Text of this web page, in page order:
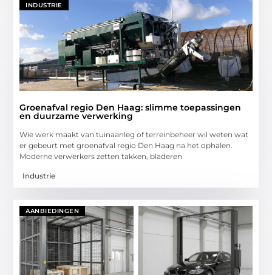
INDUSTRIE
Groenafval regio Den Haag: slimme toepassingen
en duurzame verwerking
Wie werk maakt van tuinaanleg of terreinbeheer wil weten wat
er gebeurt met groenafval regio Den Haag na het ophalen.
Moderne verwerkers zetten takken, bladeren
Industrie
AANBIEDINGEN